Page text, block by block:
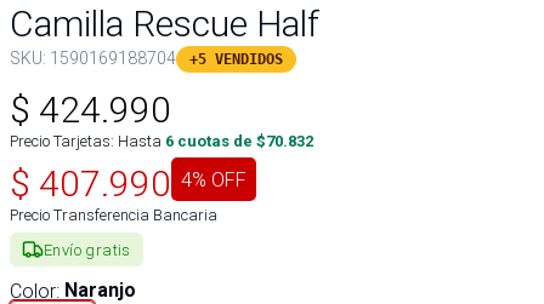
Camilla Rescue Half
SKU: 1590169188704 +5 VENDIDOS
$ 424.990
Precio Tarjetas: Hasta 6 cuotas de $70.832
$ 407.990 4% OFF
Precio Transferencia Bancaria
Envío gratis
Color: Naranjo